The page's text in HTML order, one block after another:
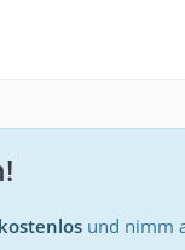
und nimm